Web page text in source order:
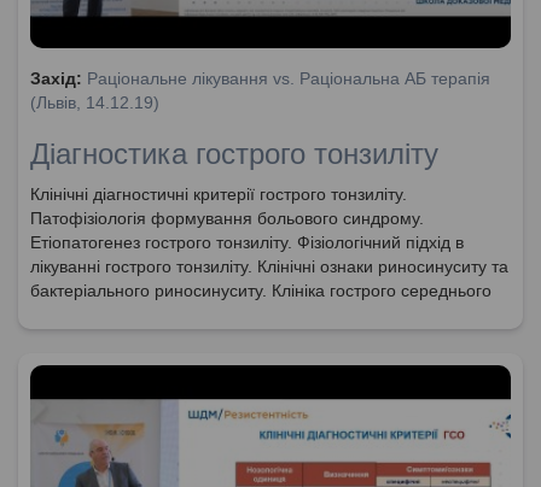
Захід: Раціональне лікування vs. Раціональна АБ терапія
(Львів, 14.12.19)
Діагностика гострого тонзиліту
Клінічні діагностичні критерії гострого тонзиліту.
Патофізіологія формування больового синдрому.
Етіопатогенез гострого тонзиліту. Фізіологічний підхід в
лікуванні гострого тонзиліту. Клінічні ознаки риносинуситу та
бактеріального риносинуситу. Клініка гострого середнього